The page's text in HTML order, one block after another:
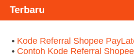
Terbaru
• Kode Referral Shopee
• Contoh Kode Referral